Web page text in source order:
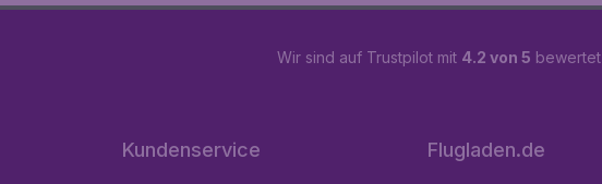
Wir sind auf Trustpilot mit 4.2 von 5 bewertet
Kundenservice Flugladen.de